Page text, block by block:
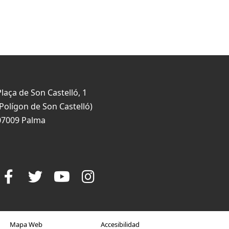
de Son Castelló, 1
de Son Castelló)
Palma
Mapa Web Accesibilidad